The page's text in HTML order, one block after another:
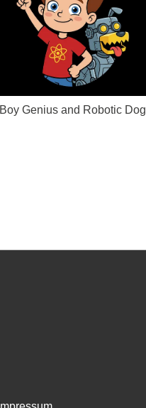
Boy Genius and Robotic Dog